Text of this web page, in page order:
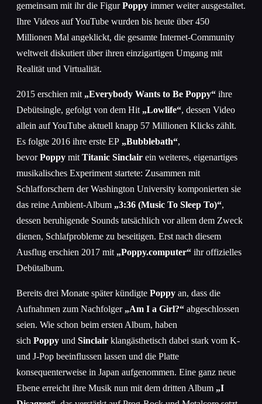
gemeinsam mit ihr die FigurPoppy immer weiter ausgestaltet.
Ihre Videos auf YouTube wurden bis heute über 450
Millionen Mal angeklickt, die gesamte Internet-Community
weltweit diskutiert über ihren einzigartigen Umgang mit
Realität und Virtualität.
2015 erschien mit „Everybody Wants to Be Poppy“ ihre
Debütsingle, gefolgt von dem Hit „Lowlife“, dessen Video
allein auf YouTube aktuell knapp 57 Millionen Klicks zählt.
Es folgte 2016 ihre erste EP „Bubblebath“,
bevorPoppy mit Titanic Sinclair ein weiteres, eigenartiges
musikalisches Experiment startete: Zusammen mit
Schlafforschern der Washington University komponierten sie
das reine Ambient-Album „3:36 (Music To Sleep To)“,
dessen beruhigende Sounds tatsächlich vor allem dem Zweck
dienen, Schlafprobleme zu beseitigen. Erst nach diesem
Ausflug erschien 2017 mit „Poppy.computer“ ihr offizielles
Debütalbum.
Bereits drei Monate später kündigte Poppy an, dass die
Aufnahmen zum Nachfolger „Am I a Girl?“ abgeschlossen
seien. Wie schon beim ersten Album, haben
sich Poppy und Sinclair klangästhetisch dabei stark vom K-
und J-Pop beeinflussen lassen und die Platte
konsequenterweise in Japan aufgenommen. Eine ganz neue
Ebene erreicht ihre Musik nun mit dem dritten Album „I